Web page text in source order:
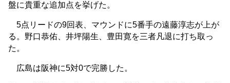
盤に貴重な追加点を挙げた。
5点リードの9回表、マウンドに5番手の遠藤淳志が上が
る。野口恭佑、井坪陽生、豊田寛を三者凡退に打ち取っ
た。
広島は阪神に5対0で完勝した。